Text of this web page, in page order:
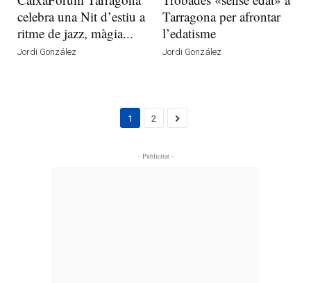
celebra una Nit d’estiu a
ritme de jazz, màgia...
Jordi González
Tarragona per afrontar
l’edatisme
Jordi González
1 2
- Publicitat -